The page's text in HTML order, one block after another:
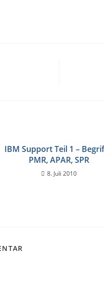
IBM Support Teil 1 –
PMR, APAR, SPR
8. Juli 2010